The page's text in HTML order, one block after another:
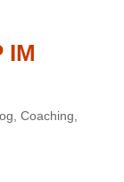
IM
Coaching